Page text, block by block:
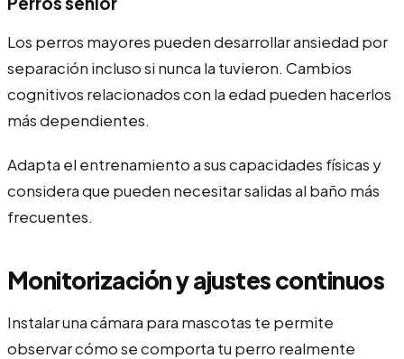
Los perros mayores pueden desarrollar ansiedad por
separación incluso si nunca la tuvieron. Cambios
cognitivos relacionados con la edad pueden hacerlos
más dependientes.
Adapta el entrenamiento a sus capacidades físicas y
considera que pueden necesitar salidas al baño más
frecuentes.
Monitorización y ajustes continuos
Instalar una cámara para mascotas te permite
observar cómo se comporta tu perro realmente